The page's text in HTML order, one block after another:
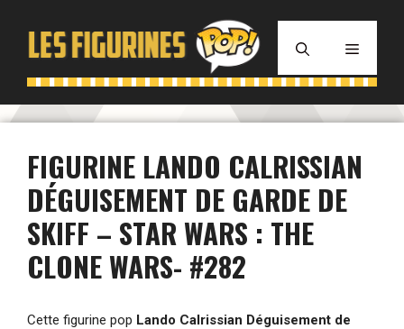
contenu
MENU
FIGURINE LANDO CALRISSIAN
DÉGUISEMENT DE GARDE DE
SKIFF – STAR WARS : THE
CLONE WARS- #282
Cette figurine pop Lando Calrissian Déguisement de